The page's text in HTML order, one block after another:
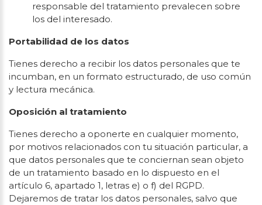
responsable del tratamiento prevalecen sobre
los del interesado.
Portabilidad de los datos
Tienes derecho a recibir los datos personales que te
incumban, en un formato estructurado, de uso común
y lectura mecánica.
Oposición al tratamiento
Tienes derecho a oponerte en cualquier momento,
por motivos relacionados con tu situación particular, a
que datos personales que te conciernan sean objeto
de un tratamiento basado en lo dispuesto en el
artículo 6, apartado 1, letras e) o f) del RGPD.
Dejaremos de tratar los datos personales, salvo que